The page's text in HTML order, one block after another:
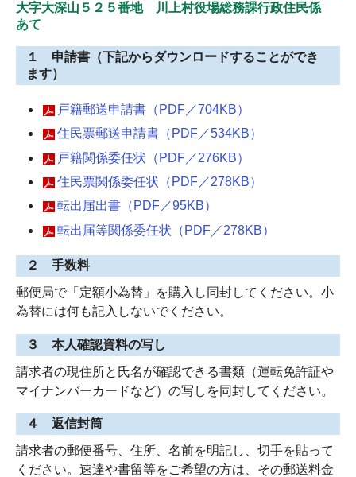
大字大深山５２５番地 川上村役場総務課行政住民係
あて
１ 申請書（下記からダウンロードすることができ
ます）
戸籍郵送申請書（PDF／704KB）
住民票郵送申請書（PDF／534KB）
戸籍関係委任状（PDF／276KB）
住民票関係委任状（PDF／278KB）
転出届出書（PDF／95KB）
転出届等関係委任状（PDF／278KB）
２ 手数料
郵便局で「定額小為替」を購入し同封してください。小
為替には何も記入しないでください。
３ 本人確認資料の写し
請求者の現住所と氏名が確認できる書類（運転免許証や
マイナンバーカードなど）の写しを同封してください。
４ 返信封筒
請求者の郵便番号、住所、名前を明記し、切手を貼って
ください。速達や書留等をご希望の方は、その郵送料金